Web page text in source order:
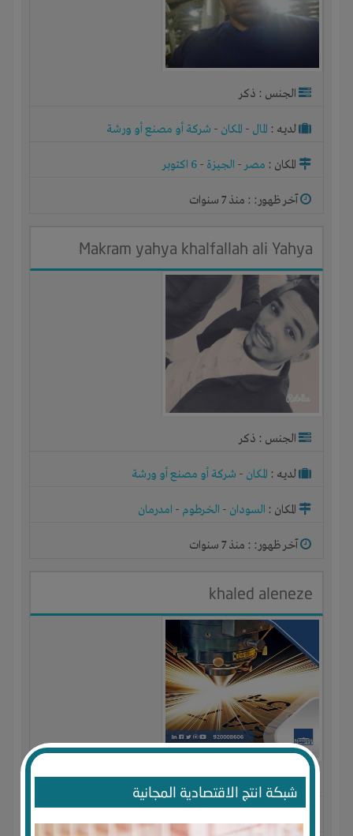
شبكة انتج الاقتصادية المجانية
الجنس : ذكر
لديـه : المال - المكان - شركة أو مصنع أو ورشة
المكان : مصر- الجيزة - 6 اكتوبر
آخر ظهور: : منذ 7 سنوات
Makram yahya khalfallah ali Yahya
الجنس : ذكر
لديـه : المكان - شركة أو مصنع أو ورشة
المكان : السودان - الخرطوم - امدرمان
آخر ظهور: : منذ 7 سنوات
khaled aleneze
الجنس : أنثى
لديـه :الخبرات-الوقت-تسويق-علاقات